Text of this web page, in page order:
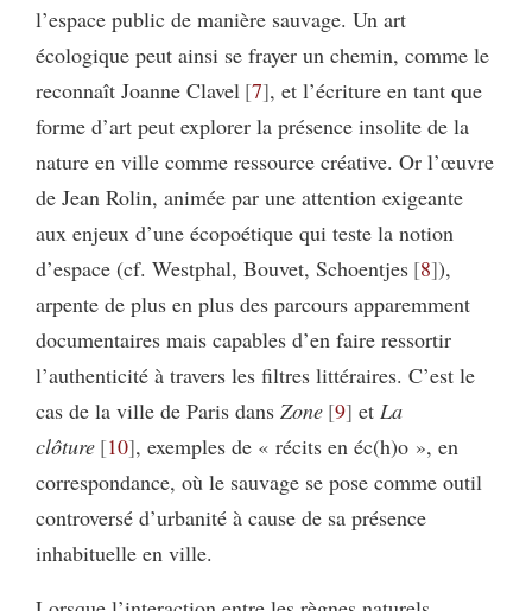
l’espace public de manière sauvage. Un art
écologique peut ainsi se frayer un chemin, comme le
reconnaît Joanne Clavel 7 , et l’écriture en tant que
forme d’art peut explorer la présence insolite de la
nature en ville comme ressource créative. Or l’œuvre
de Jean Rolin, animée par une attention exigeante
aux enjeux d’une écopoétique qui teste la notion
d’espace (cf. Westphal, Bouvet, Schoentjes 8 ),
arpente de plus en plus des parcours apparemment
documentaires mais capables d’en faire ressortir
l’authenticité à travers les filtres littéraires. C’est le
cas de la ville de Paris dans Zone 9 et La
clôture 10 , exemples de « récits en éc(h)o », en
correspondance, où le sauvage se pose comme outil
controversé d’urbanité à cause de sa présence
inhabituelle en ville.